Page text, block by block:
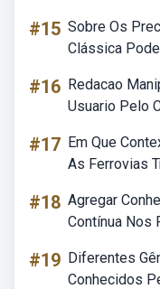
#15 Sobre Os
Clássica
#16 Redacao
Usuario Pelo
#17 Em Que
As Ferrovias
#18 Agregar
Contínua Nos
#19 Diferentes
Conhecidos